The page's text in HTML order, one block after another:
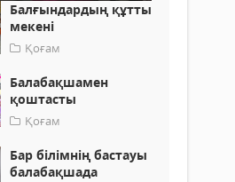
Балғындардың құтты
мекені
Қоғам
Балабақшамен
қоштасты
Қоғам
Бар білімнің бастауы
балабақшада